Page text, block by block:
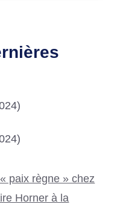
paix règne » chez
Horner à la